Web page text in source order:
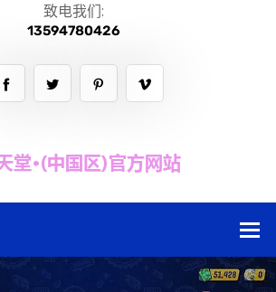
致电我们:
13594780426